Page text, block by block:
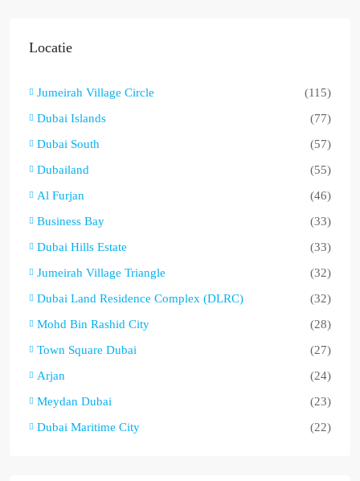
Locatie
Jumeirah Village Circle
(115)
Dubai Islands
(77)
Dubai South
(57)
Dubailand
(55)
Al Furjan
(46)
Business Bay
(33)
Dubai Hills Estate
(33)
Jumeirah Village Triangle
(32)
Dubai Land Residence Complex (DLRC)
(32)
Mohd Bin Rashid City
(28)
Town Square Dubai
(27)
Arjan
(24)
Meydan Dubai
(23)
Dubai Maritime City
(22)